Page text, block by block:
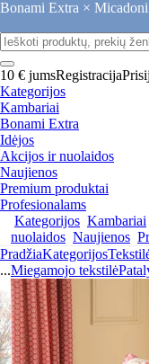
Bonami Extra × Micadoni
10 € jumsRegistracija
Kategorijos
Kambariai
Bonami Extra
Idėjos
Akcijos ir nuolaidos
Naujienos
Premium produktai
Profesionalams
Kategorijos Kambariai
nuolaidos Naujienos
PradžiaKategorijos
...Miegamojo tekstilė